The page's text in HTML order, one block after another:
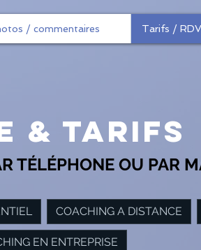
/ commentaires Tarifs /
& Tarifs
TÉLÉPHONE OU PAR
COACHING A DISTANCE
EN ENTREPRISE